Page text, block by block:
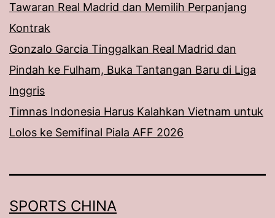
Tawaran Real Madrid dan Memilih Perpanjang
Kontrak
Gonzalo Garcia Tinggalkan Real Madrid dan
Pindah ke Fulham, Buka Tantangan Baru di Liga
Inggris
Timnas Indonesia Harus Kalahkan Vietnam untuk
Lolos ke Semifinal Piala AFF 2026
SPORTS CHINA